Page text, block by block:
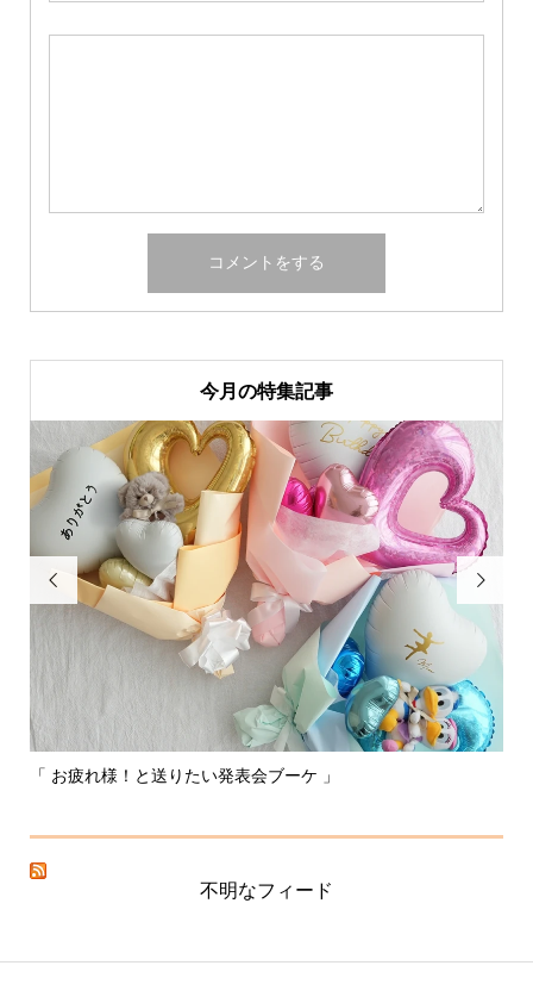
今月の特集記事

「 お疲れ様！と送りたい発表会ブーケ 」

不明なフィード